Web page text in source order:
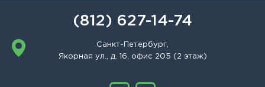
(812) 627-14-74
Санкт-Петербург,
Якорная ул., д. 16, офис 205 (2 этаж)